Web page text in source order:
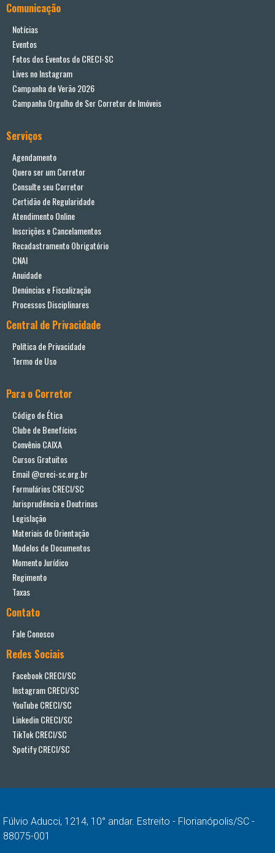
Comunicação
Notícias
Eventos
Fotos dos Eventos do CRECI-SC
Lives no Instagram
Campanha de Verão 2026
Campanha Orgulho de Ser Corretor de Imóveis
Serviços
Agendamento
Quero ser um Corretor
Consulte seu Corretor
Certidão de Regularidade
Atendimento Online
Inscrições e Cancelamentos
Recadastramento Obrigatório
CNAI
Anuidade
Denúncias e Fiscalização
Processos Disciplinares
Central de Privacidade
Política de Privacidade
Termo de Uso
Para o Corretor
Código de Ética
Clube de Benefícios
Convênio CAIXA
Cursos Gratuitos
Email @creci-sc.org.br
Formulários CRECI/SC
Jurisprudência e Doutrinas
Legislação
Materiais de Orientação
Modelos de Documentos
Momento Jurídico
Regimento
Taxas
Contato
Fale Conosco
Redes Sociais
Facebook CRECI/SC
Instagram CRECI/SC
YouTube CRECI/SC
Linkedin CRECI/SC
TikTok CRECI/SC
Spotify CRECI/SC
Fúlvio Aducci, 1214, 10° andar. Estreito - Florianópolis/SC -
88075-001